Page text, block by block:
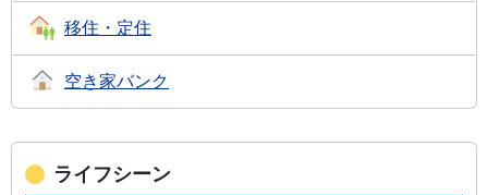
移住・定住
空き家バンク
ライフシーン